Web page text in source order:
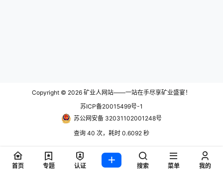
Copyright © 2026 矿业人网站——一站在手尽享矿业盛宴！
苏ICP备20015499号-1
苏公网安备 32031102001248号
查询 40 次，耗时 0.6092 秒
首页 专题 认证 搜索 菜单 我的